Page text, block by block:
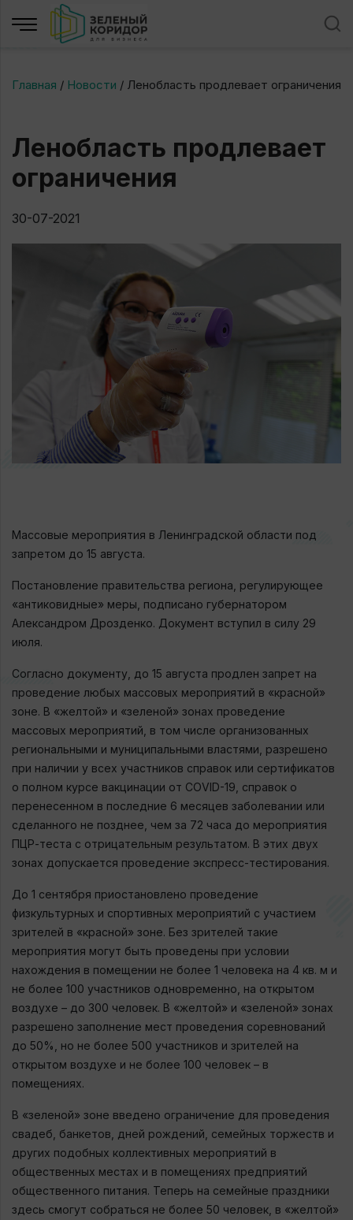
Главная / Новости / Ленобласть продлевает ограничения
Ленобласть продлевает
ограничения
30-07-2021
Массовые мероприятия в Ленинградской области под
запретом до 15 августа.
Постановление правительства региона, регулирующее
«антиковидные» меры, подписано губернатором
Александром Дрозденко. Документ вступил в силу 29
июля.
Согласно документу, до 15 августа продлен запрет на
проведение любых массовых мероприятий в «красной»
зоне. В «желтой» и «зеленой» зонах проведение
массовых мероприятий, в том числе организованных
региональными и муниципальными властями, разрешено
при наличии у всех участников справок или сертификатов
о полном курсе вакцинации от COVID-19, справок о
перенесенном в последние 6 месяцев заболевании или
сделанного не позднее, чем за 72 часа до мероприятия
ПЦР-теста с отрицательным результатом. В этих двух
зонах допускается проведение экспресс-тестирования.
До 1 сентября приостановлено проведение
физкультурных и спортивных мероприятий с участием
зрителей в «красной» зоне. Без зрителей такие
мероприятия могут быть проведены при условии
нахождения в помещении не более 1 человека на 4 кв. м и
не более 100 участников одновременно, на открытом
воздухе – до 300 человек. В «желтой» и «зеленой» зонах
разрешено заполнение мест проведения соревнований
до 50%, но не более 500 участников и зрителей на
открытом воздухе и не более 100 человек – в
помещениях.
В «зеленой» зоне введено ограничение для проведения
свадеб, банкетов, дней рождений, семейных торжеств и
других подобных коллективных мероприятий в
общественных местах и в помещениях предприятий
общественного питания. Теперь на семейные праздники
здесь смогут собраться не более 50 человек, в «желтой»